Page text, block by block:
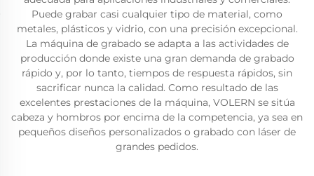
Puede grabar casi cualquier tipo de material, como
metales, plásticos y vidrio, con una precisión excepcional.
La máquina de grabado se adapta a las actividades de
producción donde existe una gran demanda de grabado
rápido y, por lo tanto, tiempos de respuesta rápidos, sin
sacrificar nunca la calidad. Como resultado de las
excelentes prestaciones de la máquina, VOLERN se sitúa
cabeza y hombros por encima de la competencia, ya sea en
pequeños diseños personalizados o grabado con láser de
grandes pedidos.